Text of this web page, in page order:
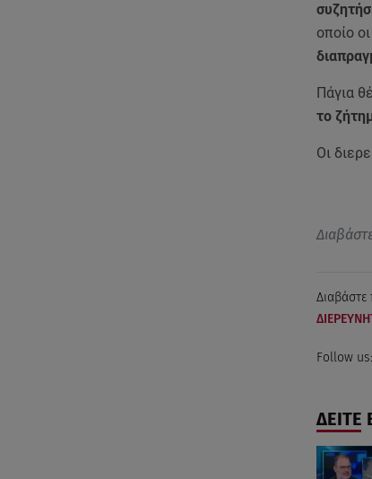
οποίο
Πάγια
το
Οι
Διαβάστε
Follow us:
ΔΕΙΤΕ